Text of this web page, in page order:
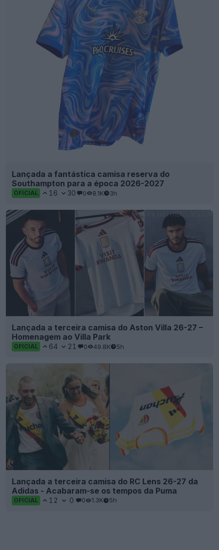
Lançada a fantástica camisa reserva do
Southampton para a época 2026-2027
OFICIAL 16 30 0 8.1K 3h
Lançada a terceira camisa do Aston Villa 26-27 –
Homenagem ao Villa Park
OFICIAL 64 21 0 49.8K 5h
Lançada a terceira camisa do RC Lens 26-27 da
Adidas - Acabaram-se os tempos da Puma
OFICIAL 12 0 0 1.3K 5h